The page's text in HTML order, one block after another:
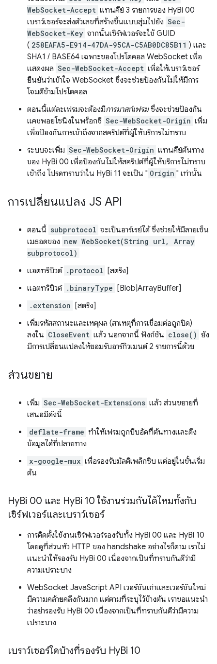
WebSocket-Accept แทนคีย์ 3 รายการของ HyBi 00
เบราว์เซอร์จะส่งตัวเลขที่สร้างขึ้นแบบสุ่มไปยัง Sec-
WebSocket-Key จากนั้นเซิร์ฟเวอร์จะใช้ GUID
( 258EAFA5-E914-47DA-95CA-C5AB0DC85B11 ) และ
SHA1 / BASE64 เฉพาะของโปรโตคอล WebSocket เพื่อ
แสดงผล Sec-WebSocket-Accept เพื่อให้เบราว์เซอร์
ยืนยันว่าเข้าใจ WebSocket ซึ่งจะช่วยป้องกันไม่ให้มีการ
โจมตีข้ามโปรโตคอล
ตอนนี้แต่ละเฟรมจะต้องมีการมาสก์เฟรมซึ่งจะช่วยป้องกัน
แคชพอยโซนิงในพร็อกซี Sec-WebSocket-Origin เพิ่ม
เพื่อป้องกันการเข้าถึงจากสคริปต์ที่ผู้ให้บริการไม่ทราบ
ระบบจะเพิ่ม Sec-WebSocket-Origin แทนคีย์ต้นทาง
ของ HyBi 00 เพื่อป้องกันไม่ให้สคริปต์ที่ผู้ให้บริการไม่ทราบ
เข้าถึง โปรดทราบว่าใน HyBi 11 จะเป็น " Origin " เท่านั้น
การเปลี่ยนแปลง JS API
ตอนนี้ subprotocol จะเป็นอาร์เรย์ได้ ซึ่งช่วยให้มีลายเซ็น
เมธอดของ new WebSocket(String url, Array
subprotocol)
แอตทริบิวต์ .protocol
[สตริง]
แอตทริบิวต์ .binaryType [Blob|ArrayBuffer]
.extension
[สตริง]
เพิ่มรหัสสถานะและเหตุผล (สาเหตุที่การเชื่อมต่อถูกปิด)
ลงใน CloseEvent แล้ว นอกจากนี้ ฟังก์ชัน close() ยัง
มีการเปลี่ยนแปลงให้ยอมรับอาร์กิวเมนต์ 2 รายการนี้ด้วย
ส่วนขยาย
เพิ่ม Sec-WebSocket-Extensions แล้ว ส่วนขยายที่
เสนอมีดังนี้
deflate-frame ทำให้เฟรมถูกบีบอัดที่ต้นทางและดึง
ข้อมูลได้ที่ปลายทาง
x-google-mux เพื่อรองรับมัลติเพล็กซิบ แต่อยู่ในขั้นเริ่ม
ต้น
HyBi 00 และ HyBi 10 ใช้งานร่วมกันได้ไหมทั้งกับ
เซิร์ฟเวอร์และเบราว์เซอร์
การติดตั้งใช้งานเซิร์ฟเวอร์รองรับทั้ง HyBi 00 และ HyBi 10
โดยดูที่ส่วนหัว HTTP ของ handshake อย่างไรก็ตาม เราไม่
แนะนำให้รองรับ HyBi 00 เนื่องจากเป็นที่ทราบกันดีว่ามี
ความเปราะบาง
WebSocket JavaScript API เวอร์ชันเก่าและเวอร์ชันใหม่
มีความคล้ายคลึงกันมาก แต่ตามที่ระบุไว้ข้างต้น เราขอแนะนำ
ว่าอย่ารองรับ HyBi 00 เนื่องจากเป็นที่ทราบกันดีว่ามีความ
เปราะบาง
เบราว์เซอร์ใดบ้างที่รองรับ HyBi 10